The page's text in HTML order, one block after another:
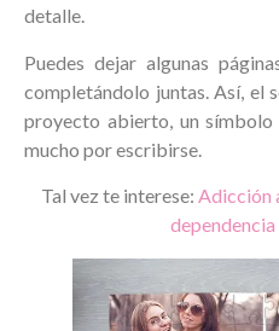
detalle.
Puedes dejar algunas
completándolo juntas. Así, el
proyecto abierto, un
mucho por escribirse.
Tal vez te interese: Adicción
dependencia